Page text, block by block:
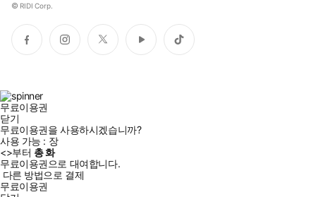
© RIDI Corp.
페
이
인
스
트
위
유
튜
틱
톡
무료이용권
닫기
무료이용권을 사용하시겠습니까?
사용 가능 : 장
<>부터 총화
무료이용권으로 대여합니다.
다른 방법으로 결제
무료이용권